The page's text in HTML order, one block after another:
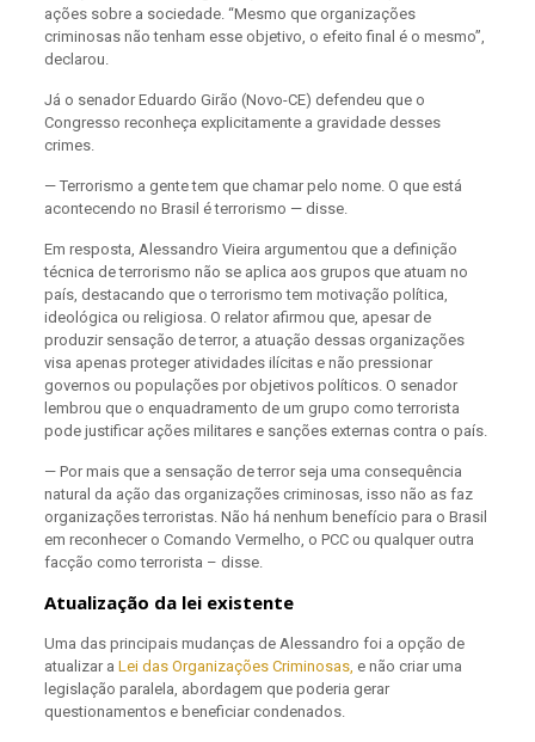
ações sobre a sociedade. “Mesmo que organizações
criminosas não tenham esse objetivo, o efeito final é o mesmo”,
declarou.
Já o senador Eduardo Girão (Novo-CE) defendeu que o
Congresso reconheça explicitamente a gravidade desses
crimes.
— Terrorismo a gente tem que chamar pelo nome. O que está
acontecendo no Brasil é terrorismo — disse.
Em resposta, Alessandro Vieira argumentou que a definição
técnica de terrorismo não se aplica aos grupos que atuam no
país, destacando que o terrorismo tem motivação política,
ideológica ou religiosa. O relator afirmou que, apesar de
produzir sensação de terror, a atuação dessas organizações
visa apenas proteger atividades ilícitas e não pressionar
governos ou populações por objetivos políticos. O senador
lembrou que o enquadramento de um grupo como terrorista
pode justificar ações militares e sanções externas contra o país.
— Por mais que a sensação de terror seja uma consequência
natural da ação das organizações criminosas, isso não as faz
organizações terroristas. Não há nenhum benefício para o Brasil
em reconhecer o Comando Vermelho, o PCC ou qualquer outra
facção como terrorista – disse.
Atualização da lei existente
Uma das principais mudanças de Alessandro foi a opção de
atualizar a Lei das Organizações Criminosas, e não criar uma
legislação paralela, abordagem que poderia gerar
questionamentos e beneficiar condenados.